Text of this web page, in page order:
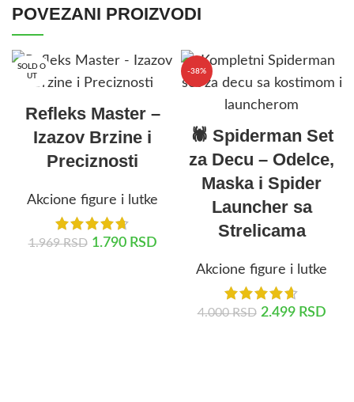
POVEZANI PROIZVODI
SOLD O
UT
Refleks Master –
Izazov Brzine i
Preciznosti
Akcione figure i lutke
1.969RSD 1.790 RSD
-38%
🕷️ Spiderman Set
za Decu – Odelce,
Maska i Spider
Launcher sa
Strelicama
Akcione figure i lutke
4.000RSD 2.499 RSD